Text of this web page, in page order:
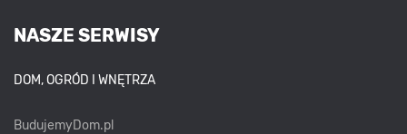
NASZE SERWISY
DOM, OGRÓD I WNĘTRZA
BudujemyDom.pl